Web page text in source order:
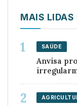
MAIS LIDAS
SAÚDE
Anvisa